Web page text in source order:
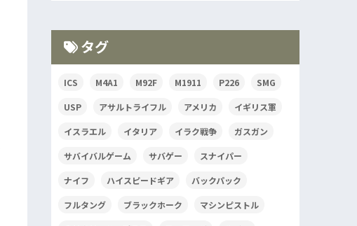
タグ
ICS M4A1 M92F M1911 P226 SMG
USP アサルトライフル アメリカ イギリス軍
イスラエル イタリア イラク戦争 ガスガン
サバイバルゲーム サバゲー スナイパー
ナイフ ハイスピードギア バックパック
フルタング ブラックホーク マシンピストル